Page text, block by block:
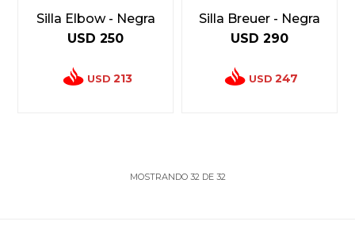
Silla Elbow - Negra
USD 250
USD 213
Silla Breuer - Negra
USD 290
USD 247
MOSTRANDO 32DE 32